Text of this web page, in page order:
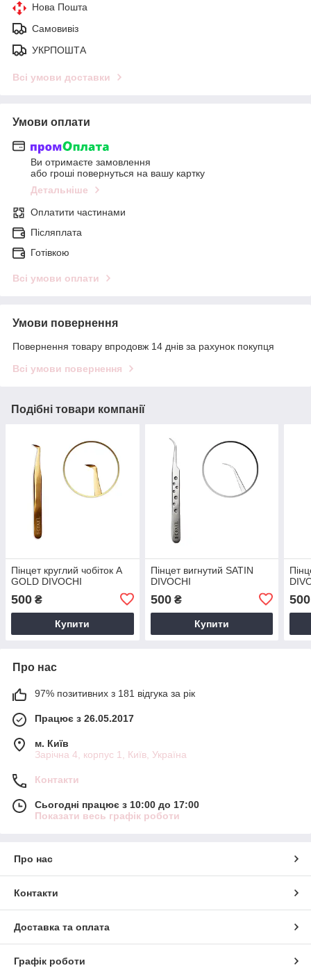
Нова Пошта
Самовивіз
УКРПОШТА
Всі умови доставки
Умови оплати
Ви отримаєте замовлення
або гроші повернуться на вашу картку
Детальніше
Оплатити частинами
Післяплата
Готівкою
Всі умови оплати
Умови повернення
Повернення товару впродовж 14 днів за рахунок покупця
Всі умови повернення
Подібні товари компанії
Пінцет круглий чобіток A
GOLD DIVOCHI
500 ₴
Купити
Пінцет вигнутий SATIN
DIVOCHI
500₴
Купити
500
Про нас
97% позитивних з 181 відгука за рік
Працює з 26.05.2017
м. Київ
Зарічна 4, корпус 1, Київ, Україна
Контакти
Сьогодні працює з 10:00 до 17:00
Показати весь графік роботи
Про нас
Контакти
Доставка та оплата
Графік роботи